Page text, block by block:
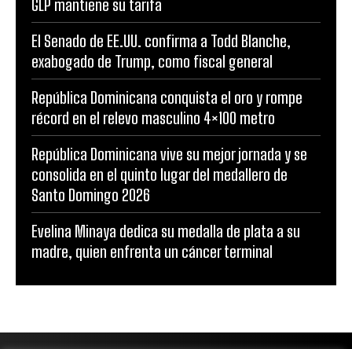
GLP mantiene su tarifa
El Senado de EE.UU. confirma a Todd Blanche,
exabogado de Trump, como fiscal general
República Dominicana conquista el oro y rompe
récord en el relevo masculino 4×100 metro
República Dominicana vive su mejor jornada y se
consolida en el quinto lugar del medallero de
Santo Domingo 2026
Evelina Minaya dedica su medalla de plata a su
madre, quien enfrenta un cáncer terminal